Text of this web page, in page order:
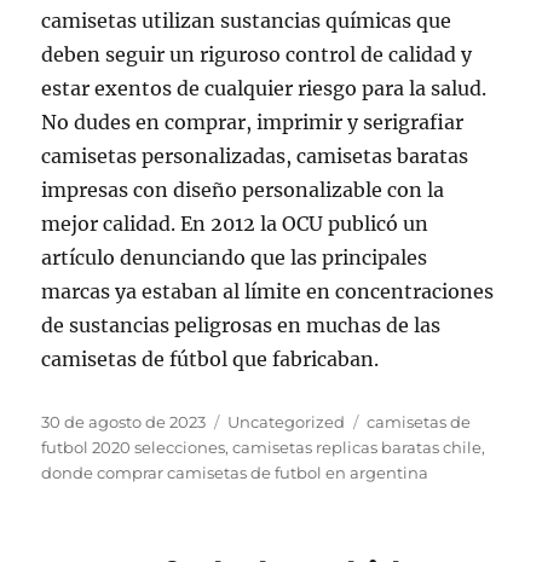
camisetas utilizan sustancias químicas que
deben seguir un riguroso control de calidad y
estar exentos de cualquier riesgo para la salud.
No dudes en comprar, imprimir y serigrafiar
camisetas personalizadas, camisetas baratas
impresas con diseño personalizable con la
mejor calidad. En 2012 la OCU publicó un
artículo denunciando que las principales
marcas ya estaban al límite en concentraciones
de sustancias peligrosas en muchas de las
camisetas de fútbol que fabricaban.
Publicado
el
30 de agosto de 2023 Categorías
Uncategorized Etiquetas
camisetas de
futbol 2020 selecciones,camisetas replicas baratas chile,
donde comprar camisetas de futbol en argentina